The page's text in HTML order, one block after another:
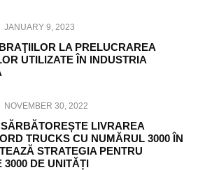
JANUARY 9, 2023
LA PRELUCRAREA
UTILIZATE ÎN INDUSTRIA
NOVEMBER 30, 2022
LIVRAREA
TRUCKS CU NUMĂRUL 3000 ÎN
STRATEGIA PENTRU
DE UNITĂȚI